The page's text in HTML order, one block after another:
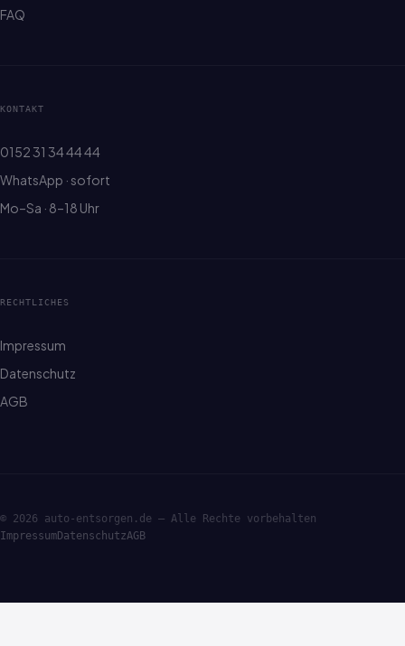
FAQ
KONTAKT
0152 31 34 44 44
WhatsApp · sofort
Mo–Sa · 8–18 Uhr
RECHTLICHES
Impressum
Datenschutz
AGB
© 2026 auto-entsorgen.de — Alle Rechte vorbehalten
ImpressumDatenschutzAGB